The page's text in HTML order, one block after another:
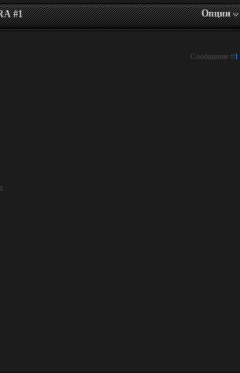
#1 Опции
Сообщение #1